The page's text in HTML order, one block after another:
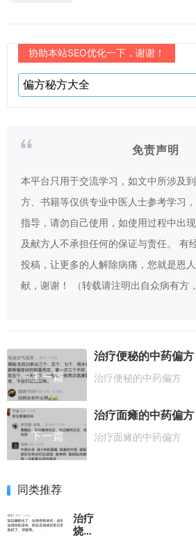
协助本站SEO优化一下，谢谢！
免责声明
本平台只用于交流学习，如文中所涉及
方、书籍等仅供专业中医人士参考学习
指导，请勿自己使用，如使用过程中出
及献方人不承担任何的保证与责任。 有
投稿，让更多的人解除病痛，您就是恩
献，谢谢！ （转载请注明出自众病有方
上一篇
治疗便秘的中药偏方
治疗便秘的中药偏方
下一篇
治疗面瘫的中药偏方
治疗面瘫的中药偏方
同类推荐
治疗
烧伤